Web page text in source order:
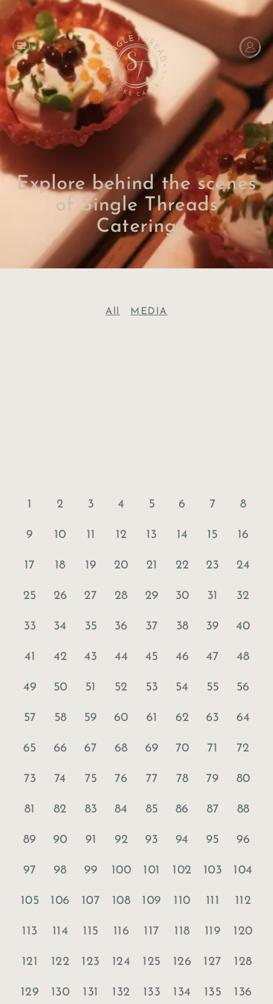
Explore behind the scenes
of Single Threads
Catering
All MEDIA
1 2 3 4 5 6 7 8
9 10 11 12 13 14 15 16
17 18 19 20 21 22 23 24
25 26 27 28 29 30 31 32
33 34 35 36 37 38 39 40
41 42 43 44 45 46 47 48
49 50 51 52 53 54 55 56
57 58 59 60 61 62 63 64
65 66 67 68 69 70 71 72
73 74 75 76 77 78 79 80
81 82 83 84 85 86 87 88
89 90 91 92 93 94 95 96
97 98 99 100 101 102 103 104
105 106 107 108 109 110 111 112
113 114 115 116 117 118 119 120
121 122 123 124 125 126 127 128
129 130 131 132 133 134 135 136